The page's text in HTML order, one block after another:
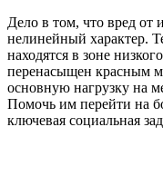
Дело в том, что вред от
нелинейный характер.
находятся в зоне
перенасыщен красным
основную нагрузку на
Помочь им перейти на
ключевая социальная